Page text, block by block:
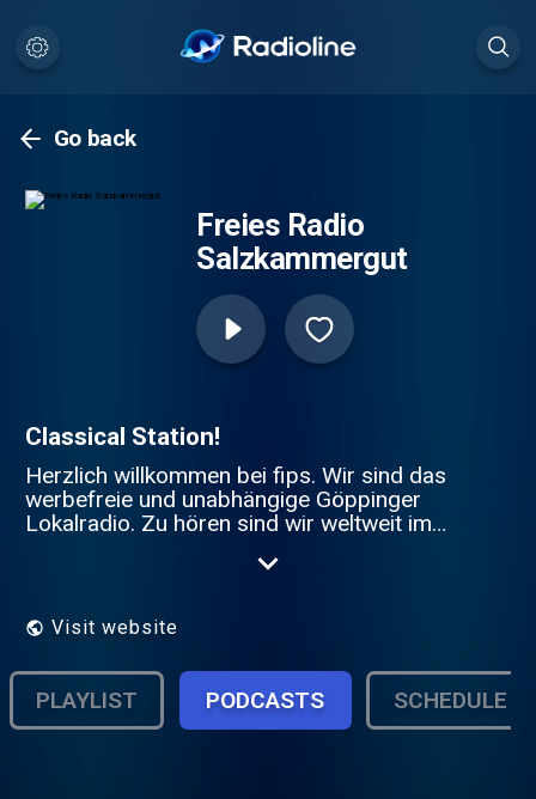
Go back
Freies Radio
Salzkammergut
Classical Station!
Herzlich willkommen bei fips. Wir sind das
werbefreie und unabhängige Göppinger
Lokalradio. Zu hören sind wir weltweit im
über UKW zu empfangen. Klicken Sie
Freies Radio bed
Visit website
PLAYLIST PODCASTS SCHEDULE